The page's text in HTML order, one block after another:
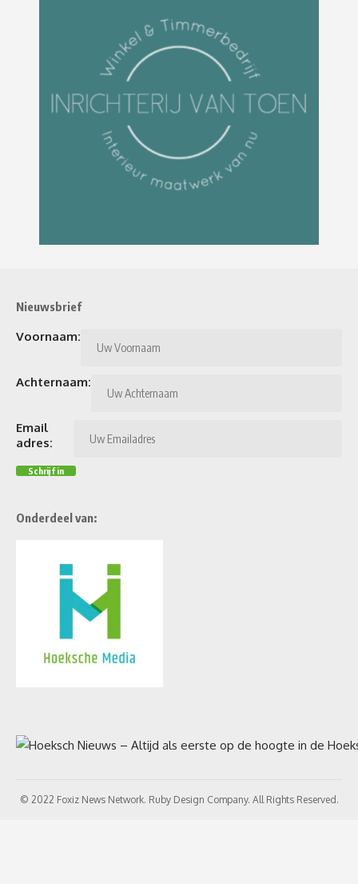
Nieuwsbrief
Voornaam:
Achternaam:
Email
adres:
Onderdeel van:
© 2022 Foxiz News Network. Ruby Design Company. All Rights Reserved.